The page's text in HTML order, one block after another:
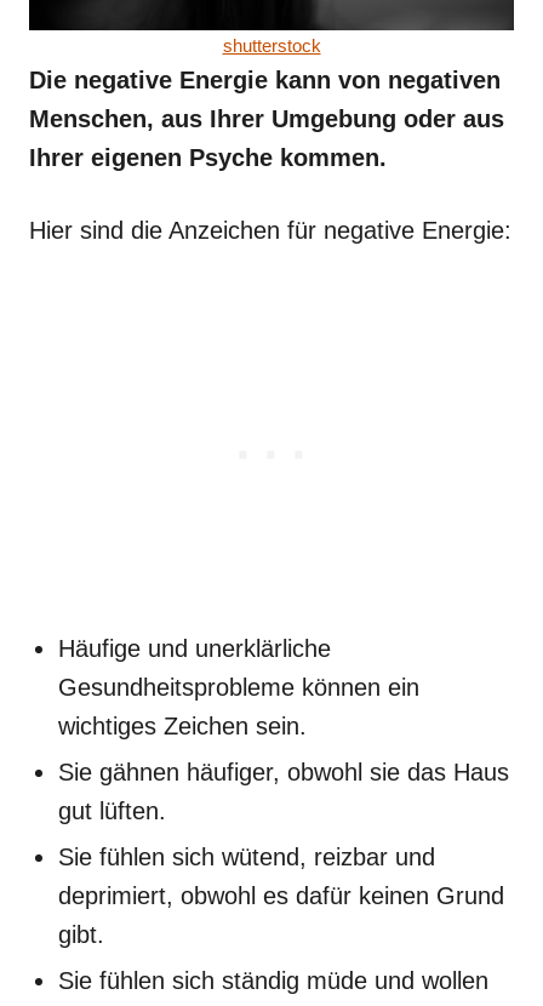
shutterstock
Die negative Energie kann von negativen
Menschen, aus Ihrer Umgebung oder aus
Ihrer eigenen Psyche kommen.
Hier sind die Anzeichen für negative Energie:
Häufige und unerklärliche
Gesundheitsprobleme können ein
wichtiges Zeichen sein.
Sie gähnen häufiger, obwohl sie das Haus
gut lüften.
Sie fühlen sich wütend, reizbar und
deprimiert, obwohl es dafür keinen Grund
gibt.
Sie fühlen sich ständig müde und wollen